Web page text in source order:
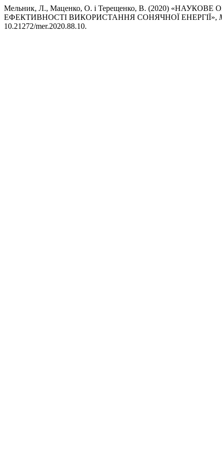
Мельник, Л., Маценко, О. і Терещенко, В. (2020)
ЕФЕКТИВНОСТІ ВИКОРИСТАННЯ СОНЯЧНОЇ ЕНЕРГІЇ»,
10.21272/mer.2020.88.10.